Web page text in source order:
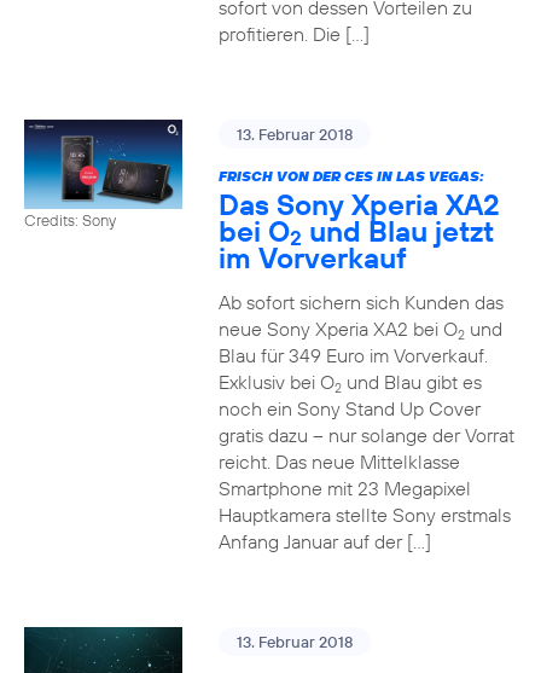
sofort von dessen Vorteilen zu
profitieren. Die […]
Credits: Sony
13. Februar 2018
FRISCH VON DER CES IN LAS VEGAS:
Das Sony Xperia XA2
bei O2 und Blau jetzt
im Vorverkauf
Ab sofort sichern sich Kunden das
neue Sony Xperia XA2 bei O2und
Blau für 349 Euro im Vorverkauf.
Exklusiv bei O2und Blau gibt es
noch ein Sony Stand Up Cover
gratis dazu – nur solange der Vorrat
reicht. Das neue Mittelklasse
Smartphone mit 23 Megapixel
Hauptkamera stellte Sony erstmals
Anfang Januar auf der […]
13. Februar 2018